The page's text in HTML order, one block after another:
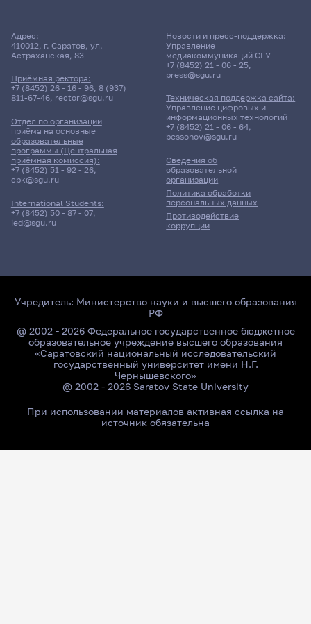
Адрес:
410012, г. Саратов, ул.
Астраханская, 83
Приёмная ректора:
+7 (8452) 26 - 16 - 96, 8 (937)
811-67-46, rector@sgu.ru
Отдел по организации
приёма на основные
образовательные
программы (Центральная
приёмная комиссия):
+7 (8452) 51 - 92 - 26,
cpk@sgu.ru
International Students:
+7 (8452) 50 - 87 - 07,
ied@sgu.ru
Сведения об
образовательной
организации
Политика обработки
персональных данных
Противодействие
коррупции
Новости и пресс-поддержка:
Управление
медиакоммуникаций СГУ
+7 (8452) 21 - 06 - 25,
press@sgu.ru
Техническая поддержка сайта:
Управление цифровых и
информационных технологий
+7 (8452) 21 - 06 - 64,
bessonov@sgu.ru
Учредитель: Министерство науки и высшего образования
РФ
@ 2002 - 2026 Федеральное государственное бюджетное
образовательное учреждение высшего образования
«Саратовский национальный исследовательский
государственный университет имени Н.Г.
Чернышевского»
@ 2002 - 2026 Saratov State University
При использовании материалов активная ссылка на
источник обязательна